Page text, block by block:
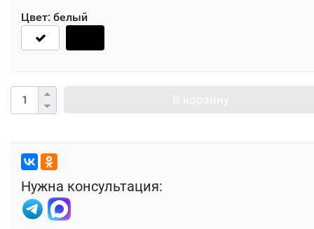
Цвет: белый
Нужна консультация: